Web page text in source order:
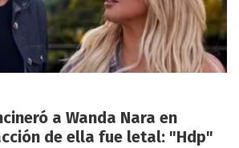
a Wanda Nara en
de ella fue letal: "Hdp"